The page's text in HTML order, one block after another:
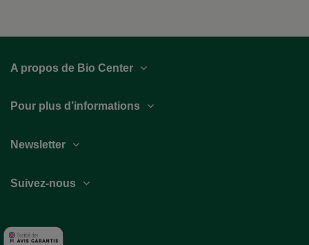
A propos de Bio Center
Pour plus d’informations
Suivez-nous
Newsletter